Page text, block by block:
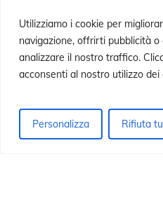
Utilizziamo i cookie per
navigazione, offrirti pubblicità
analizzare il nostro traffico.
acconsenti al nostro utilizzo dei
Personalizza Rifiuta